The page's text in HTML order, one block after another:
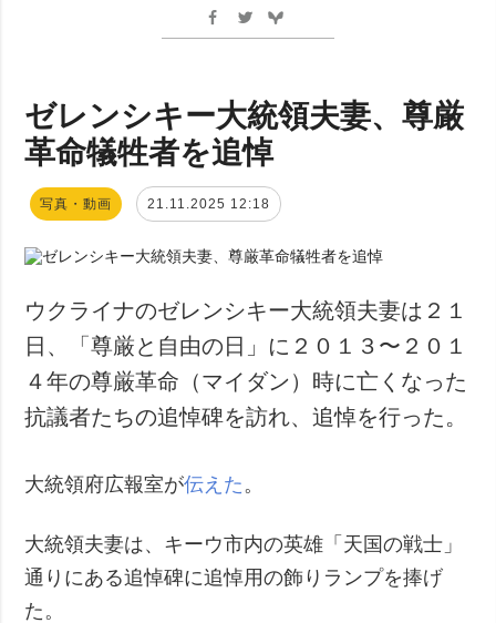
ゼレンシキー大統領夫妻、尊厳
革命犠牲者を追悼
写真・動画 21.11.2025 12:18
ウクライナのゼレンシキー大統領夫妻は２１
日、「尊厳と自由の日」に２０１３〜２０１
４年の尊厳革命（マイダン）時に亡くなった
抗議者たちの追悼碑を訪れ、追悼を行った。
大統領府広報室が伝えた 。
大統領夫妻は、キーウ市内の英雄「天国の戦士」
通りにある追悼碑に追悼用の飾りランプを捧げ
た。